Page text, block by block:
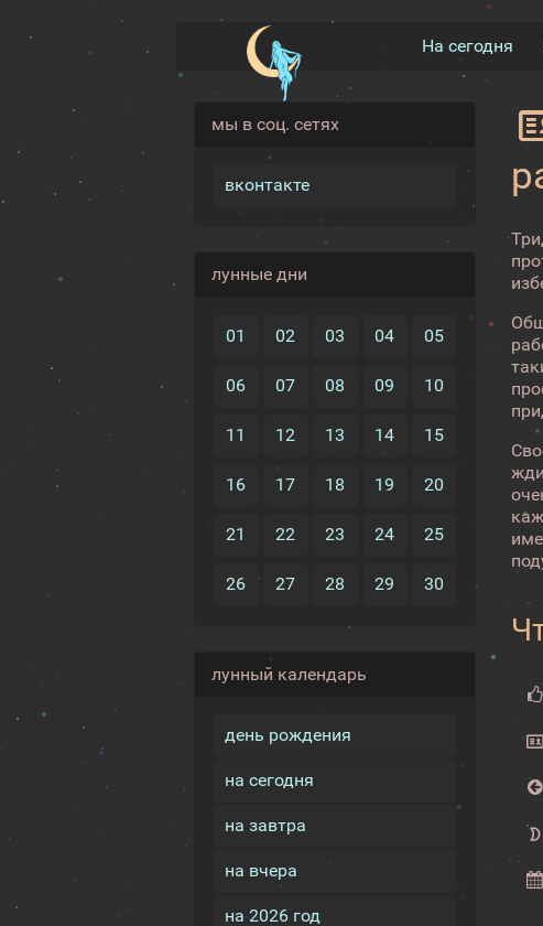
На сегодня
мы в соц. сетях
вконтакте
лунные дни
01 02 03 04 05
06 07 08 09 10
11 12 13 14 15
16 17 18 19 20
21 22 23 24 25
26 27 28 29 30
лунный календарь
день рождения
на сегодня
на завтра
на вчера
на 2026 год